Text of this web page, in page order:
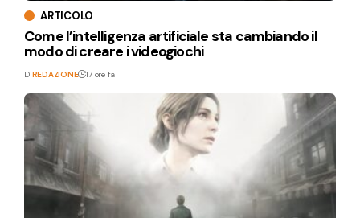
ARTICOLO
Come l’intelligenza artificiale sta cambiando il
modo di creare i videogiochi
DiREDAZIONE 17 ore fa